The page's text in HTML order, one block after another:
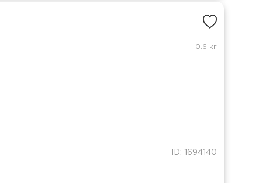
0.6 кг
ID: 1694140